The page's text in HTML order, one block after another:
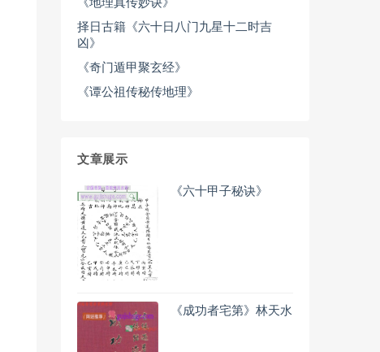
《地理真传妙诀》
择日古籍《六十日八门九星十二时吉
凶》
《奇门遁甲聚玄经》
《谭公祖传秘传地理》
文章展示
《六十甲子秘诀》
《成功者宅第》林天水